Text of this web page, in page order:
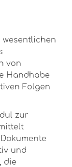
wesentlichen
von
Handhabe
Folgen
zur
und
die